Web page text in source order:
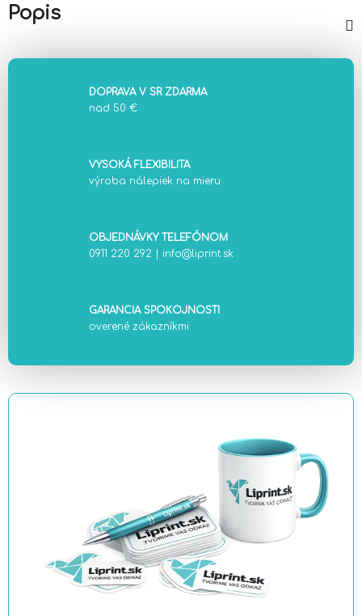
Popis
DOPRAVA V SR ZDARMA
nad 50 €
VYSOKÁ FLEXIBILITA
výroba nálepiek na mieru
OBJEDNÁVKY TELEFÓNOM
0911 220 292
info@liprint.sk
GARANCIA SPOKOJNOSTI
overené zákazníkmi